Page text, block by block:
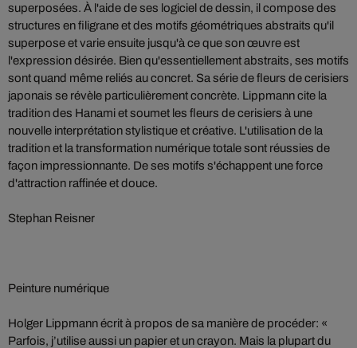
superposées. À l'aide de ses logiciel de dessin, il compose des
structures en filigrane et des motifs géométriques abstraits qu'il
superpose et varie ensuite jusqu'à ce que son œuvre est
l'expression désirée. Bien qu'essentiellement abstraits, ses motifs
sont quand même reliés au concret. Sa série de fleurs de cerisiers
japonais se révèle particulièrement concrète. Lippmann cite la
tradition des Hanami et soumet les fleurs de cerisiers à une
nouvelle interprétation stylistique et créative. L'utilisation de la
tradition et la transformation numérique totale sont réussies de
façon impressionnante. De ses motifs s'échappent une force
d'attraction raffinée et douce.
Stephan Reisner
Peinture numérique
Holger Lippmann écrit à propos de sa manière de procéder: «
Parfois, j’utilise aussi un papier et un crayon. Mais la plupart du